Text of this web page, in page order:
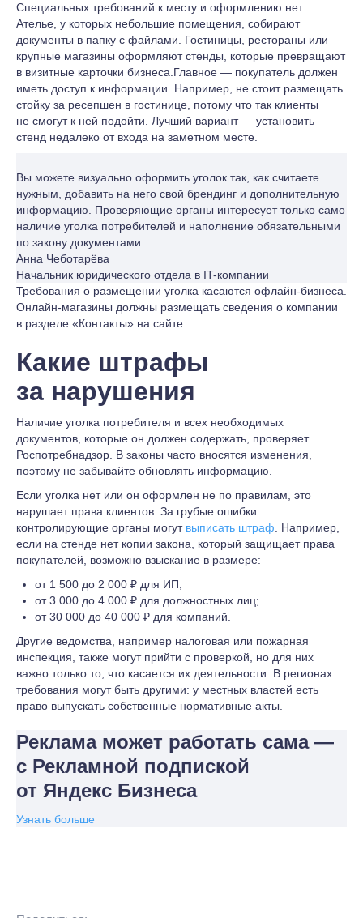
Специальных требований к месту и оформлению нет.
Ателье, у которых небольшие помещения, собирают
документы в папку с файлами. Гостиницы, рестораны или
крупные магазины оформляют стенды, которые превращают
в визитные карточки бизнеса.Главное — покупатель должен
иметь доступ к информации. Например, не стоит размещать
стойку за ресепшен в гостинице, потому что так клиенты
не смогут к ней подойти. Лучший вариант — установить
стенд недалеко от входа на заметном месте.
Вы можете визуально оформить уголок так, как считаете
нужным, добавить на него свой брендинг и дополнительную
информацию. Проверяющие органы интересует только само
наличие уголка потребителей и наполнение обязательными
по закону документами.
Анна Чеботарёва
Начальник юридического отдела в IT-компании
Требования о размещении уголка касаются офлайн-бизнеса.
Онлайн-магазины должны размещать сведения о компании
в разделе «Контакты» на сайте.
Какие штрафы
за нарушения
Наличие уголка потребителя и всех необходимых
документов, которые он должен содержать, проверяет
Роспотребнадзор. В законы часто вносятся изменения,
поэтому не забывайте обновлять информацию.
Если уголка нет или он оформлен не по правилам, это
нарушает права клиентов. За грубые ошибки
контролирующие органы могут выписать штраф . Например,
если на стенде нет копии закона, который защищает права
покупателей, возможно взыскание в размере:
от 1 500 до 2 000 ₽ для ИП;
от 3 000 до 4 000 ₽ для должностных лиц;
от 30 000 до 40 000 ₽ для компаний.
Другие ведомства, например налоговая или пожарная
инспекция, также могут прийти с проверкой, но для них
важно только то, что касается их деятельности. В регионах
требования могут быть другими: у местных властей есть
право выпускать собственные нормативные акты.
Реклама может работать сама —
с Рекламной подпиской
от Яндекс Бизнеса
Узнать больше